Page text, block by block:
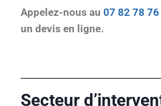
Appelez-nous au 07 82 78 76
un devis en ligne.
Secteur